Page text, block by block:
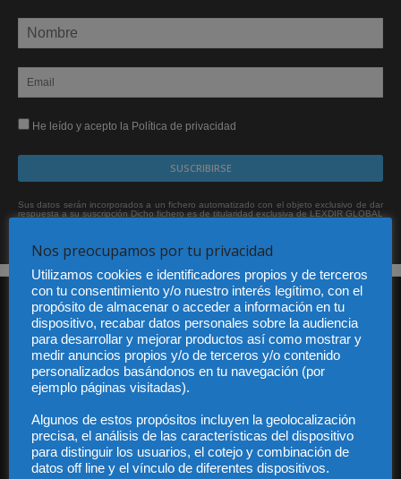
He leído y acepto la Política de privacidad
Sus datos serán incorporados a un fichero automatizado con el objeto exclusivo de dar
respuesta a su suscripción Dicho fichero es de titularidad exclusiva de LEXDIR GLOBAL
Audiencia y Publicidad
Quiénes somos
Legal
Privacidad
Contacto
Nos preocupamos por tu privacidad
Utilizamos cookies e identificadores propios y de terceros
con tu consentimiento y/o nuestro interés legítimo, con el
propósito de almacenar o acceder a información en tu
dispositivo, recabar datos personales sobre la audiencia
para desarrollar y mejorar productos así como mostrar y
medir anuncios propios y/o de terceros y/o contenido
personalizados basándonos en tu navegación (por
ejemplo páginas visitadas).
Algunos de estos propósitos incluyen la geolocalización
precisa, el análisis de las características del dispositivo
para distinguir los usuarios, el cotejo y combinación de
datos off line y el vínculo de diferentes dispositivos.